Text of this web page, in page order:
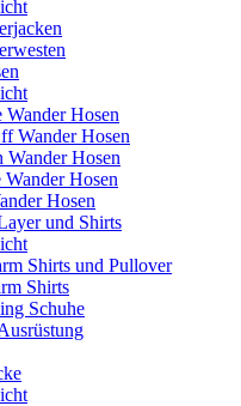
Wander Hosen
Wander Hosen
Wander Hosen
Hosen
Hosen
und Shirts
Shirts und Pullover
Shirts
Schuhe